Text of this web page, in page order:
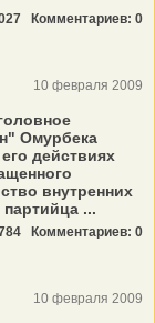
Комментариев: 0
10 февраля 2009
Омурбека
действиях
внутренних
...
Комментариев: 0
10 февраля 2009